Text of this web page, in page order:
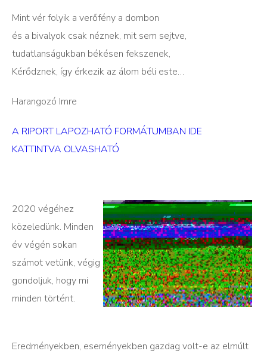
Mint vér folyik a verőfény a dombon
és a bivalyok csak néznek, mit sem sejtve,
tudatlanságukban békésen fekszenek,
Kérődznek, így érkezik az álom béli este…
Harangozó Imre
A RIPORT LAPOZHATÓ FORMÁTUMBAN IDE
KATTINTVA OLVASHATÓ
2020 végéhez
közeledünk. Minden
év végén sokan
számot vetünk, végig
gondoljuk, hogy mi
minden történt.
Eredményekben, eseményekben gazdag volt-e az elmúlt